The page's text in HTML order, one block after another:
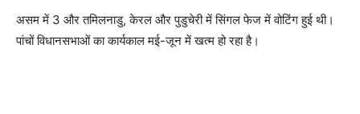
असम में 3 और तमिलनाडु, केरल और पुडुचेरी में सिंगल फेज में वोटिंग हुई थी।
पांचों विधानसभाओं का कार्यकाल मई-जून में खत्म हो रहा है।